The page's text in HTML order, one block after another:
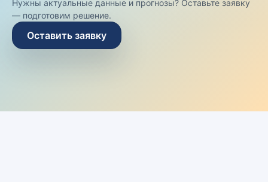
Нужны актуальные данные и прогнозы? Оставьте заявку
— подготовим решение.
Оставить заявку